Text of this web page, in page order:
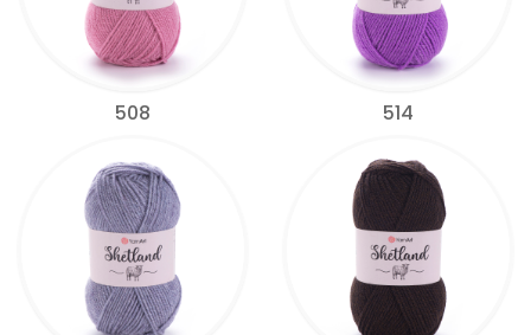
508 514